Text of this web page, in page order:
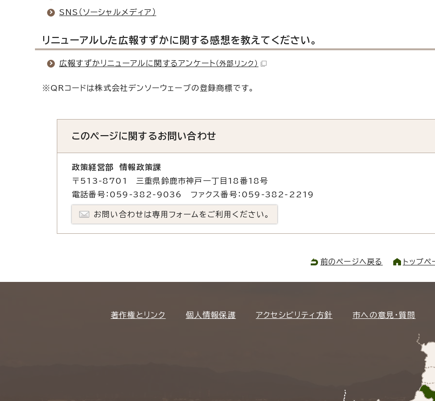
SNS（ソーシャルメディア）
リニューアルした広報すずかに関する感想を教えてください。
広報すずかリニューアルに関するアンケート （外部リンク）
※QRコードは株式会社デンソーウェーブの登録商標です。
このページに関するお問い合わせ
政策経営部 情報政策課
〒513-8701 三重県鈴鹿市神戸一丁目18番18号
電話番号：059-382-9036 ファクス番号：059-382-2219
お問い合わせは専用フォームをご利用ください。
前のページへ戻る トップ
著作権とリンク 個人情報保護 アクセシビリティ方針 市への意見・質問